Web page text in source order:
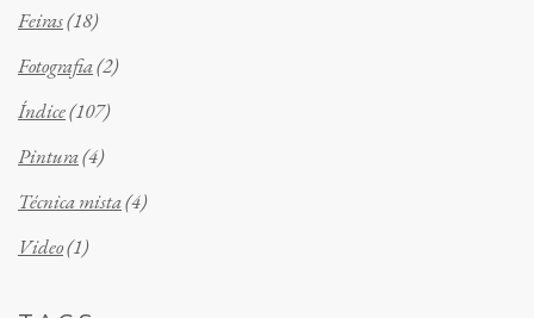
Feiras(18)
Fotografia(2)
Índice(107)
Pintura(4)
Técnica mista(4)
Video(1)